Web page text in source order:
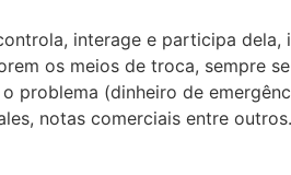
interage e participa dela,
os meios de troca, sempre
problema (dinheiro de
notas comerciais entre outros.